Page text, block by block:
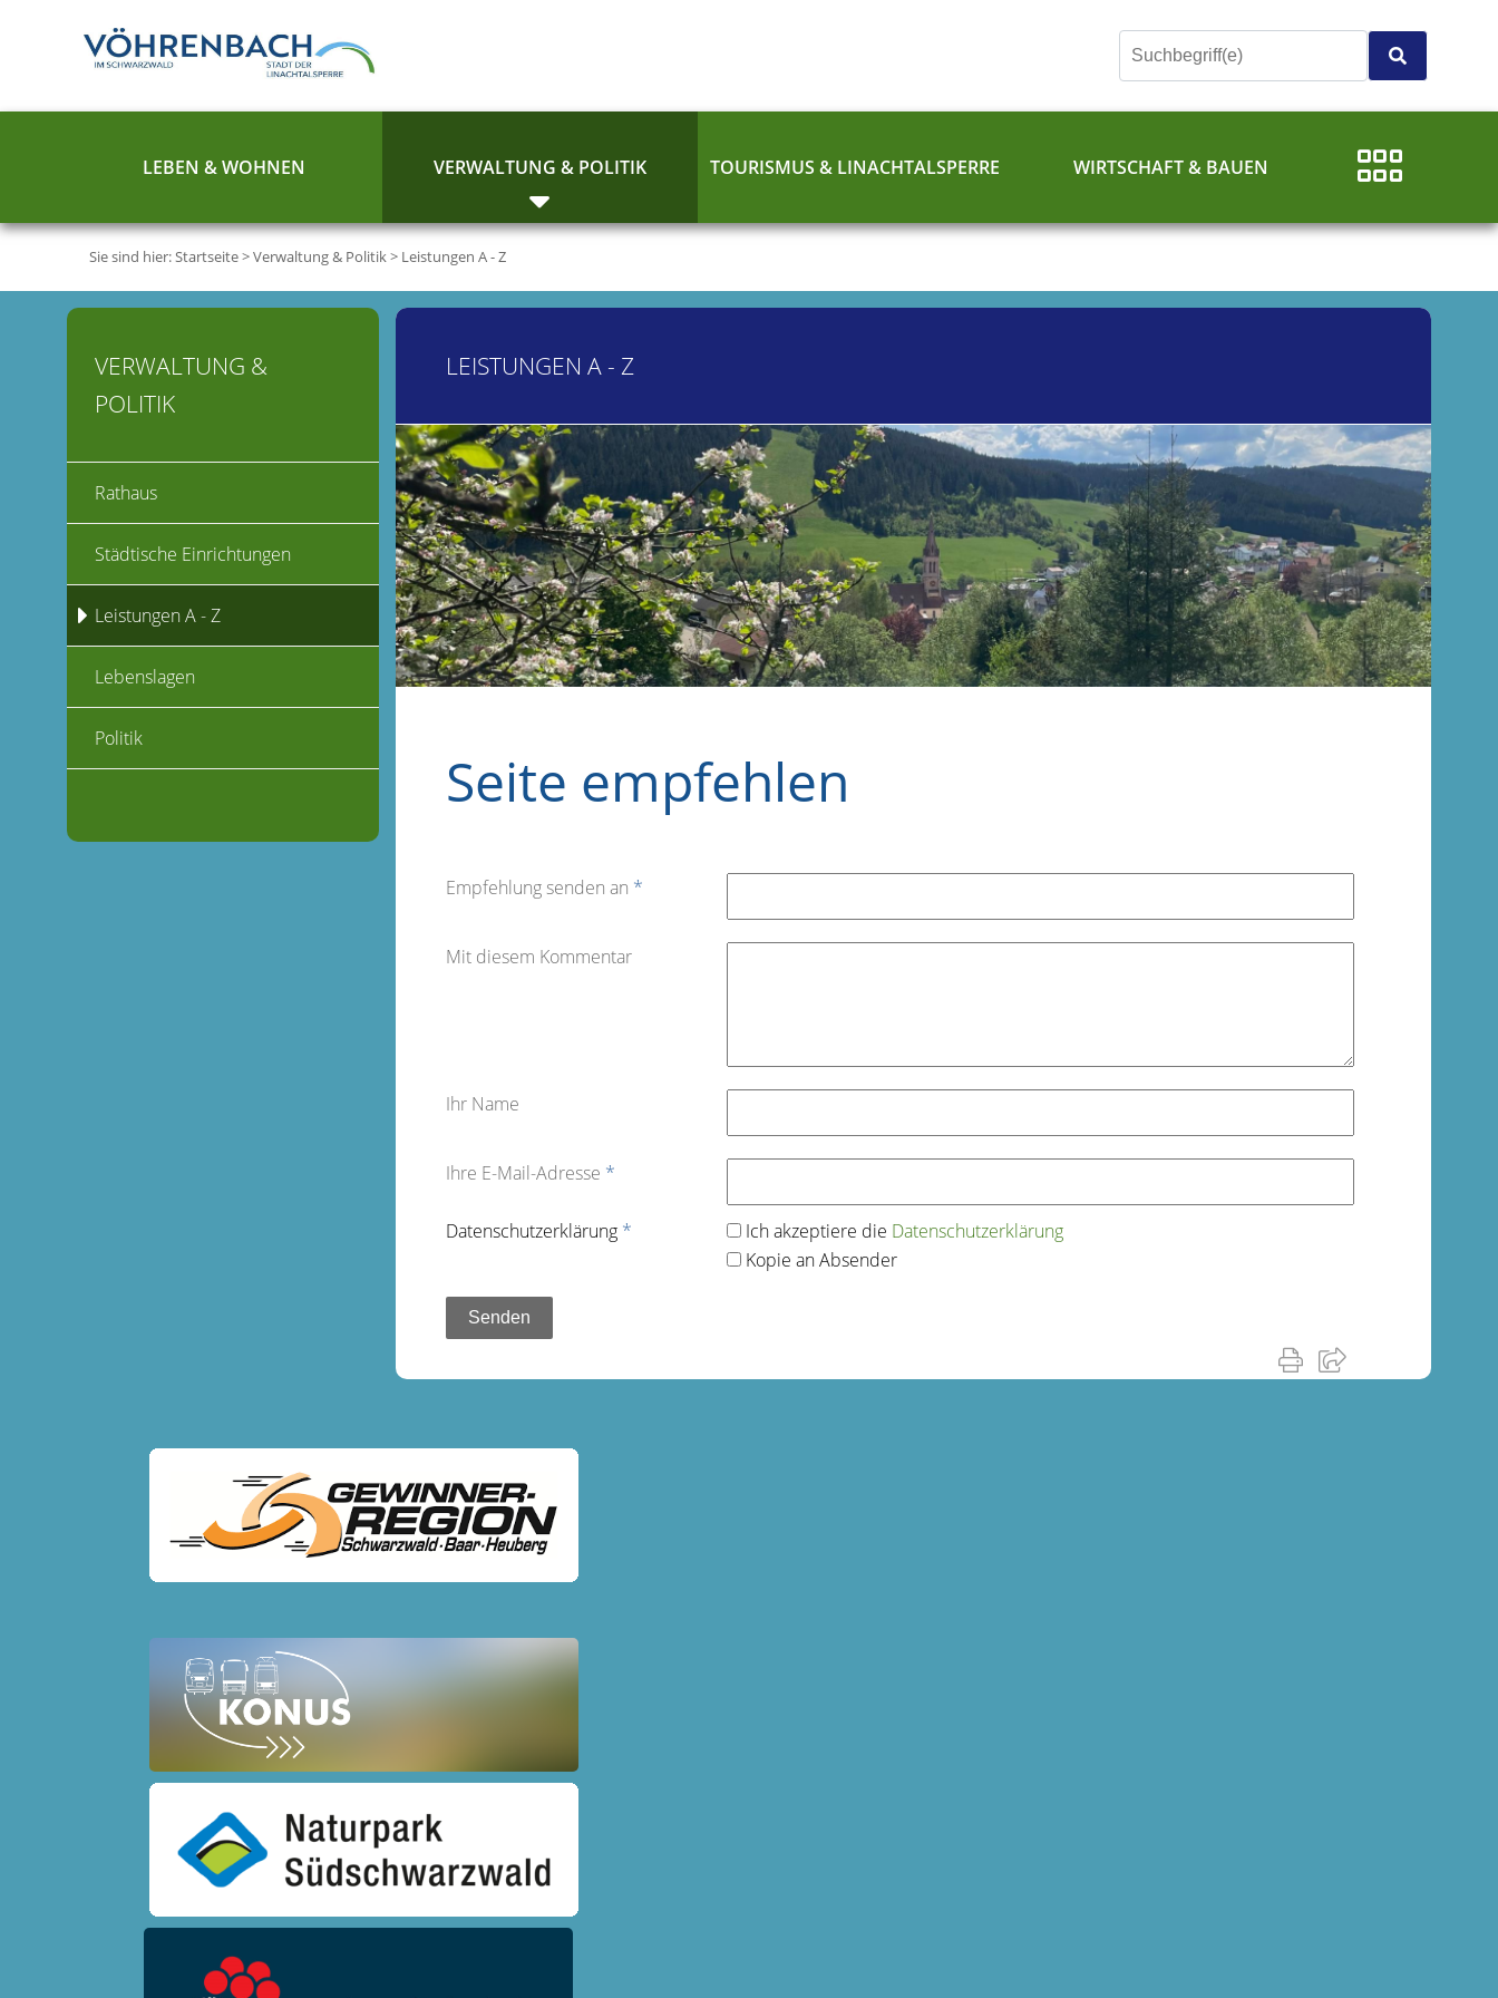
LEBEN & WOHNEN VERWALTUNG & POLITIK TOURISMUS & LINACHTALSPERRE WIRTSCHAFT & BAUEN
Sie sind hier:Startseite>Verwaltung & Politik> Leistungen A - Z
LEISTUNGEN A - Z
Seite empfehlen
Empfehlung senden an *
Mit diesem Kommentar
Ihr Name
Ihre E-Mail-Adresse *
Datenschutz­erklärung * Ich akzeptiere die Datenschutz­erklärung
Kopie an Absender
VERWALTUNG &
POLITIK
Rathaus
Städtische Einrichtungen
Leistungen A - Z
Lebenslagen
Politik